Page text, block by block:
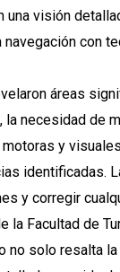
una visión
con
áreas
necesidad de
y
identificadas.
y corregir
la Facultad de
no solo resalta